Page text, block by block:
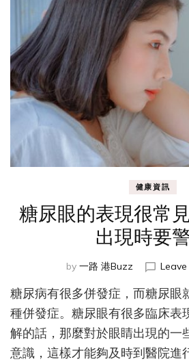
健康資訊
糖尿眼的表現很常
出現時要
by 一路 港Buzz
糖尿病有很多併發症，而糖尿眼
種併發症。糖尿眼有很多臨床表
解的話，那麼對於眼睛出現的一
意識，這樣才能夠及時到醫院進